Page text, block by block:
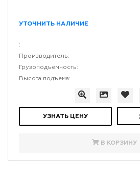
УТОЧНИТЬ НАЛИЧИЕ
:
Производитель:
Грузоподъемность:
Высота подъема:
УЗНАТЬ ЦЕНУ
В КОРЗИНУ